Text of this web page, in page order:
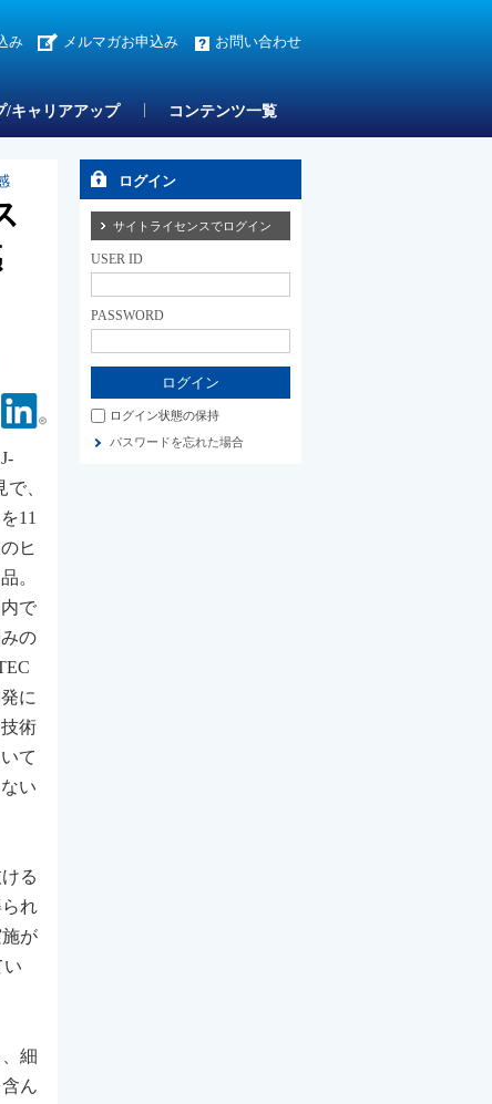
み メルマガお申込み お問い合わせ
/キャリアアップ コンテンツ一覧
Facebook Linkedin
、
11
ヒ
。
で
の
に
術
て
い
る
れ
が
い
細
ん
ログイン
サイトライセンスでログイン
USER ID
PASSWORD
ログイン状態の保持
パスワードを忘れた場合